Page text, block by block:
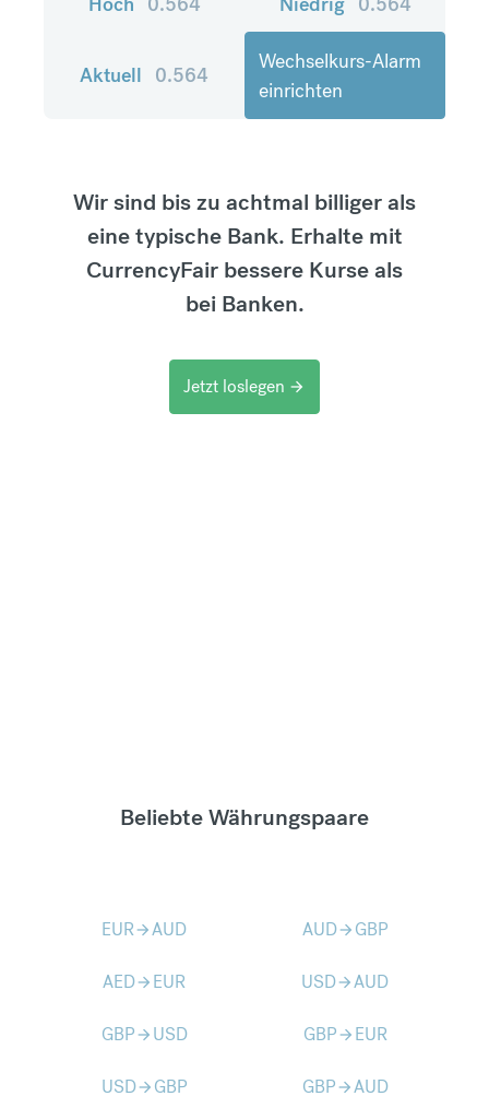
Aktuell 0.564
Wechselkurs-Alarm
einrichten
Wir sind bis zu achtmal billiger als
eine typische Bank. Erhalte mit
CurrencyFair bessere Kurse als
bei Banken.
Jetzt loslegen arrow_forward
Beliebte Währungspaare
EURarrow_forwardAUD AUDarrow_forward GBP
AEDarrow_forward EUR USDarrow_forwardAUD
GBParrow_forward USD GBParrow_forward EUR
USDarrow_forward GBP GBParrow_forwardAUD